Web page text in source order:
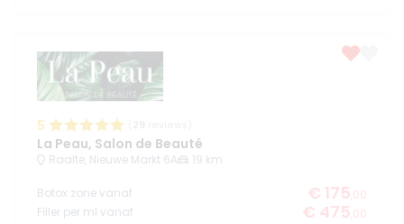
5
La Peau, Salon de Beauté
Raalte, Nieuwe Markt 6A 19 km
Botox zone vanaf € 175 ,00
Filler per ml vanaf
€ 475 ,00